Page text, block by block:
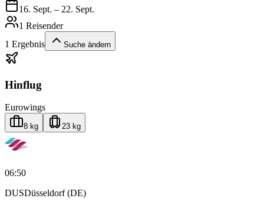
16. Sept. – 22. Sept.
1 Reisender
1 Ergebnis Suche ändern
Hinflug
Eurowings
8 kg 23 kg
06:50
DUSDüsseldorf (DE)